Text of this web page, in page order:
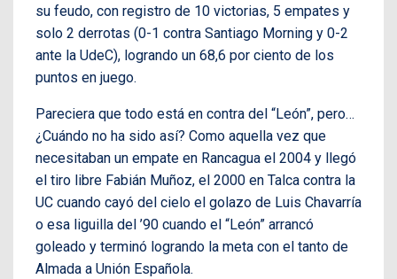
su feudo, con registro de 10 victorias, 5 empates y
solo 2 derrotas (0-1 contra Santiago Morning y 0-2
ante la UdeC), logrando un 68,6 por ciento de los
puntos en juego.
Pareciera que todo está en contra del “León”, pero…
¿Cuándo no ha sido así? Como aquella vez que
necesitaban un empate en Rancagua el 2004 y llegó
el tiro libre Fabián Muñoz, el 2000 en Talca contra la
UC cuando cayó del cielo el golazo de Luis Chavarría
o esa liguilla del ’90 cuando el “León” arrancó
goleado y terminó logrando la meta con el tanto de
Almada a Unión Española.